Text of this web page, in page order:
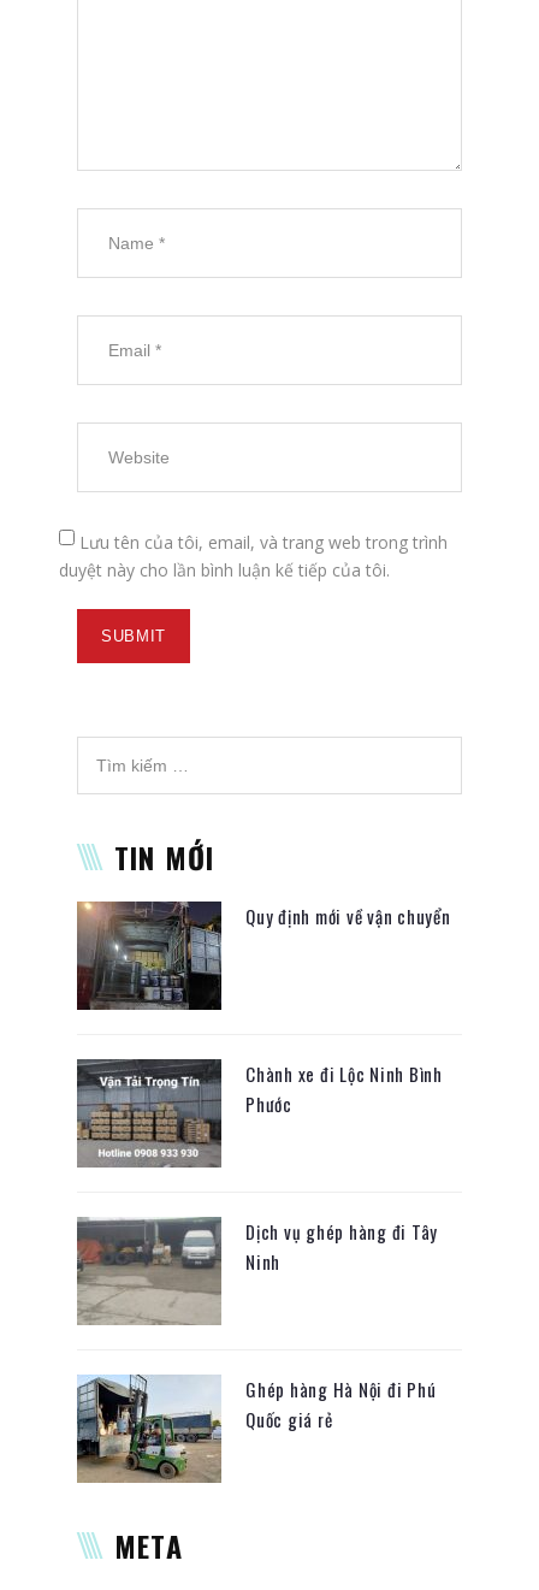
Lưu tên của tôi, email, và trang web trong trình
duyệt này cho lần bình luận kế tiếp của tôi.
TIN MỚI
Quy định mới về vận chuyển
Chành xe đi Lộc Ninh Bình
Phước
Dịch vụ ghép hàng đi Tây
Ninh
Ghép hàng Hà Nội đi Phú
Quốc giá rẻ
META